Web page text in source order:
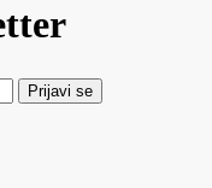
Prijavi se